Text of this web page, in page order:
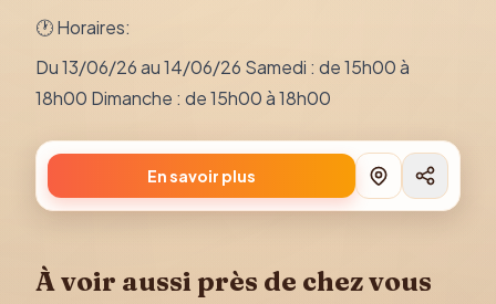
🕐 Horaires:
Du 13/06/26 au 14/06/26 Samedi : de 15h00 à
18h00 Dimanche : de 15h00 à 18h00
En savoir plus
À voir aussi près de chez vous